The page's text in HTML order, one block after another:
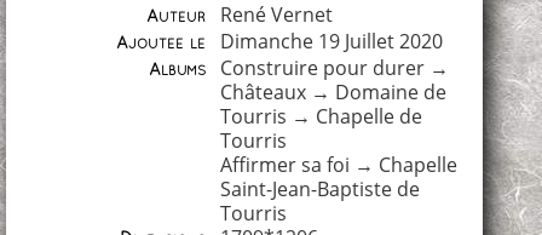
Auteur René Vernet
Ajoutée le Dimanche 19 Juillet 2020
Albums Construire pour durer→
Châteaux→ Domaine de
Tourris → Chapelle de
Tourris
Affirmer sa foi → Chapelle
Saint-Jean-Baptiste de
Tourris